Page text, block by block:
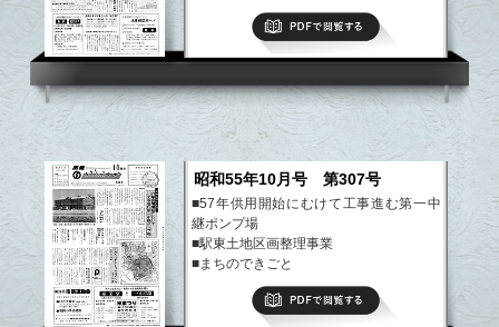
■期待される新しいエネルギー開発
昭和55年10月号 第307号
■57年供用開始にむけて工事進む第一中
継ポンプ場
■駅東土地区画整理事業
■まちのできごと
■市史編さんだより